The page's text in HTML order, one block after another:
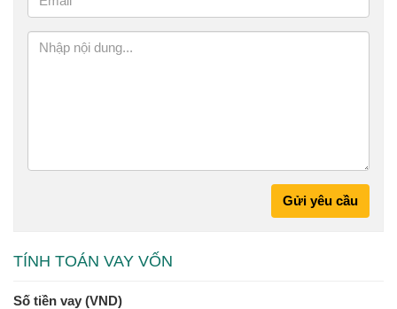
Gửi yêu cầu
TÍNH TOÁN VAY VỐN
Số tiền vay (VND)